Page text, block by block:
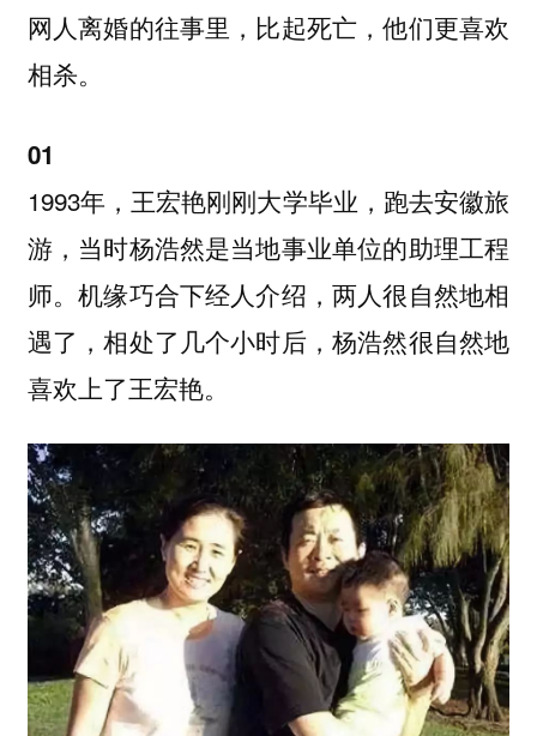
网人离婚的往事里，比起死亡，他们更喜欢
相杀。
01
1993年，王宏艳刚刚大学毕业，跑去安徽旅
游，当时杨浩然是当地事业单位的助理工程
师。机缘巧合下经人介绍，两人很自然地相
遇了，相处了几个小时后，杨浩然很自然地
喜欢上了王宏艳。